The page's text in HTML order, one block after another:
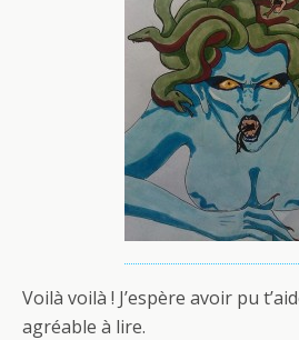
Voilà voilà ! J’espère avoir pu
agréable à lire.